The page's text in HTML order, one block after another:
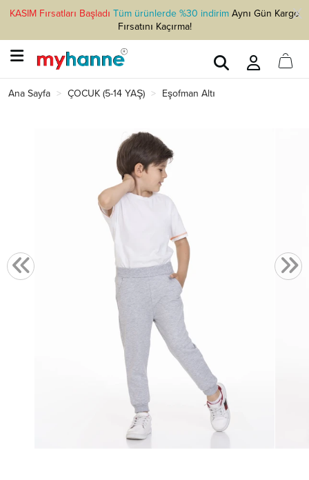
KASIM Fırsatları Başladı Tüm ürünlerde %30 indirimAynı Gün Kargo
Fırsatını Kaçırma!
Ana Sayfa ÇOCUK (5-14 YAŞ) Eşofman Altı